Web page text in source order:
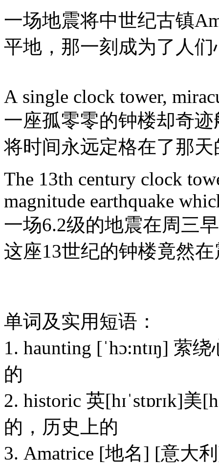
一场地震将中世纪古镇
平地，那一刻成为了人
A single clock tower,
一座孤零零的钟楼却奇
将时间永远定格在了那天
The 13th century clock
magnitude earthquake
一场6.2级的地震在周三
这座13世纪的钟楼竟然
单词及实用短语：
1. haunting [ˈhɔ:ntɪŋ] 萦
的
2. historic 英[hɪˈstɒrɪk]美
的，历史上的
3. Amatrice [地名] [意大